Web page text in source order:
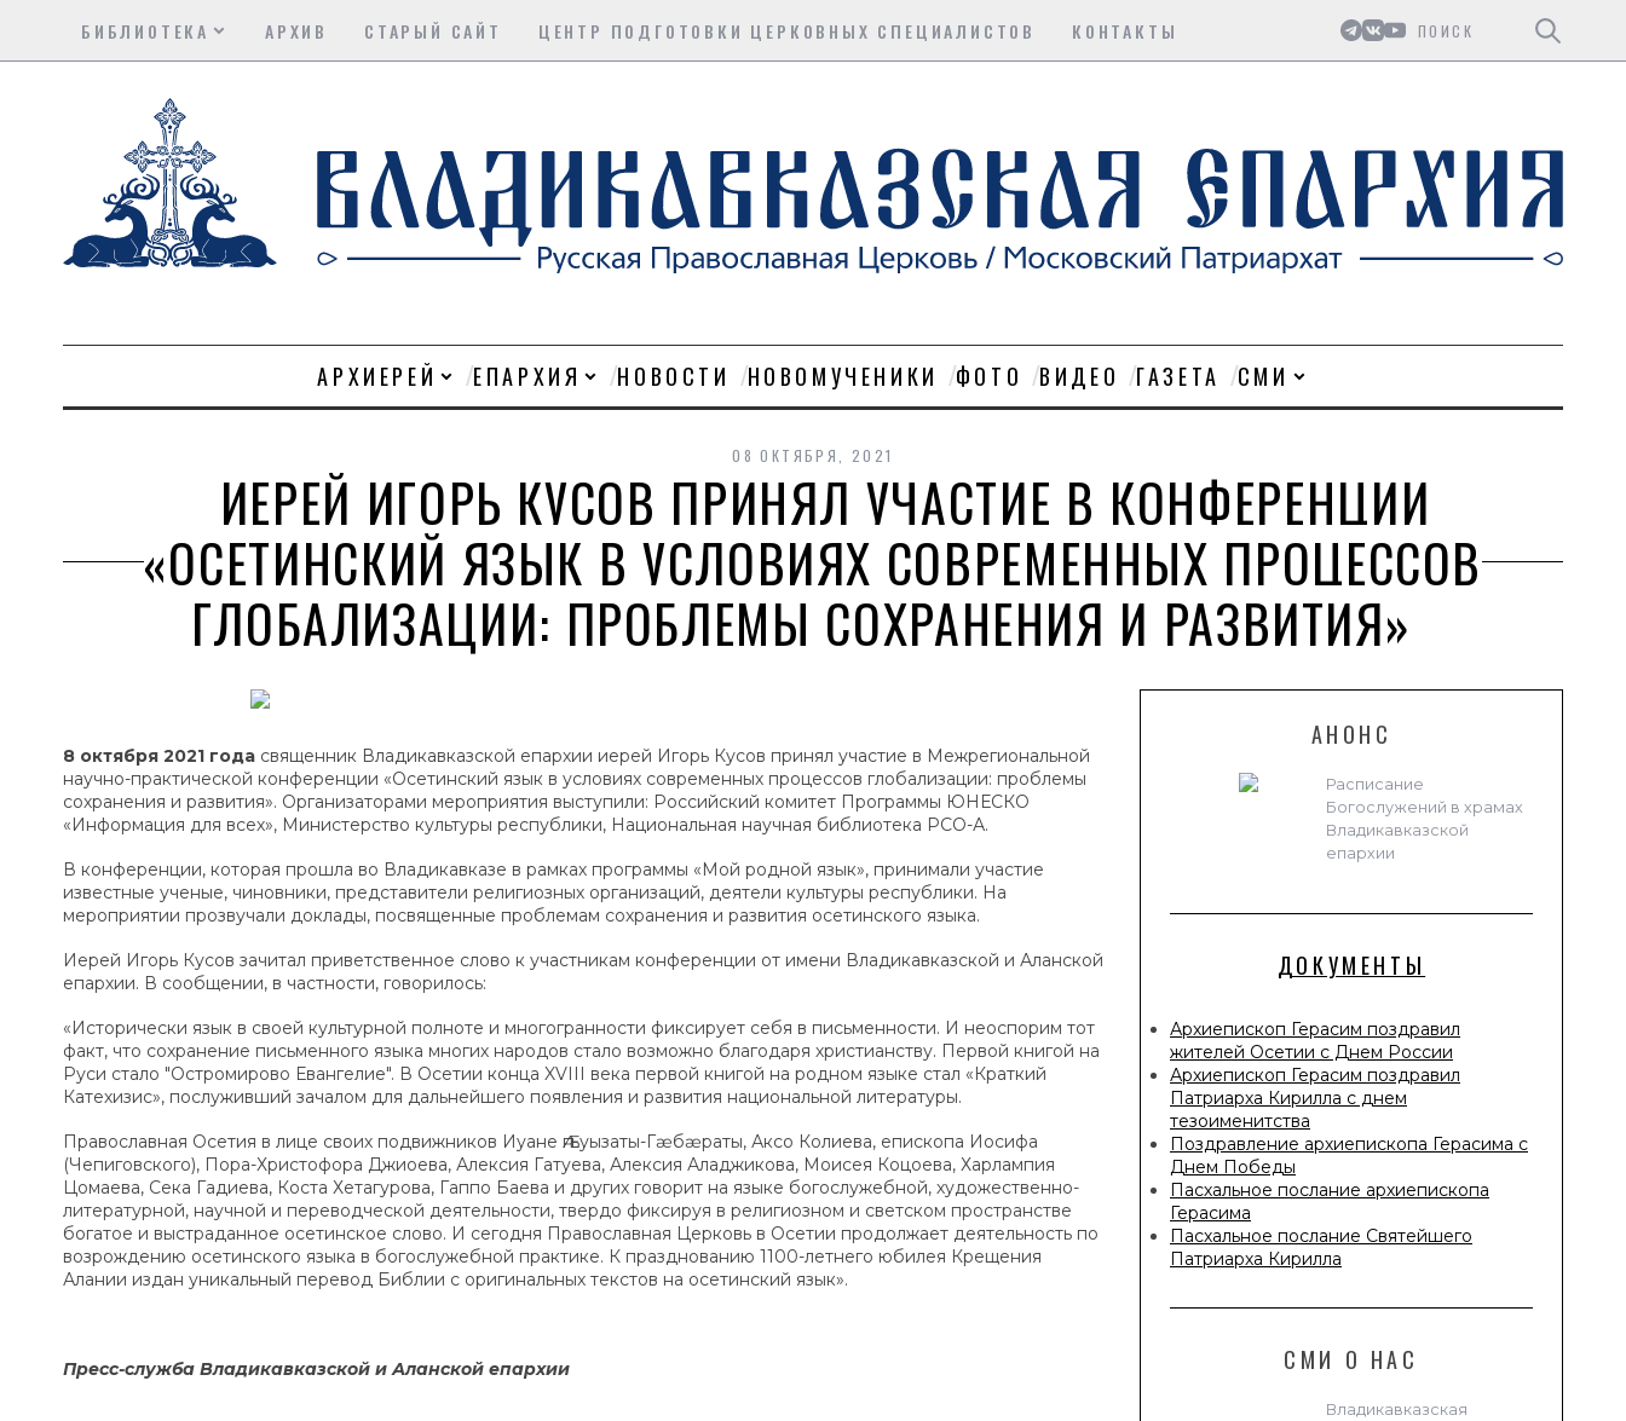
БИБЛИОТЕКА АРХИВ СТАРЫЙ САЙТ ЦЕНТР ПОДГОТОВКИ ЦЕРКОВНЫХ СПЕЦИАЛИСТОВ КОНТАКТЫ
АРХИЕРЕЙ ЕПАРХИЯ НОВОСТИ НОВОМУЧЕНИКИ ФОТО ВИДЕО ГАЗЕТА СМИ
08 ОКТЯБРЯ, 2021
ИЕРЕЙ ИГОРЬ КУСОВ ПРИНЯЛ УЧАСТИЕ В КОНФЕРЕНЦИИ
«ОСЕТИНСКИЙ ЯЗЫК В УСЛОВИЯХ СОВРЕМЕННЫХ ПРОЦЕССОВ
ГЛОБАЛИЗАЦИИ: ПРОБЛЕМЫ СОХРАНЕНИЯ И РАЗВИТИЯ»
АНОНС
Расписание
Богослужений в храмах
Владикавказской
епархии
ДОКУМЕНТЫ
Архиепископ Герасим поздравил
жителей Осетии с Днем России
Архиепископ Герасим поздравил
Патриарха Кирилла с днем
тезоименитства
Поздравление архиепископа Герасима с
Днем Победы
Пасхальное послание архиепископа
Герасима
Пасхальное послание Святейшего
Патриарха Кирилла
СМИ О НАС
Владикавказская
8 октября 2021 года священник Владикавказской епархии иерей Игорь Кусов принял участие в Межрегиональной
научно-практической конференции «Осетинский язык в условиях современных процессов глобализации: проблемы
сохранения и развития». Организаторами мероприятия выступили: Российский комитет Программы ЮНЕСКО
«Информация для всех», Министерство культуры республики, Национальная научная библиотека РСО-А.
В конференции, которая прошла во Владикавказе в рамках программы «Мой родной язык», принимали участие
известные ученые, чиновники, представители религиозных организаций, деятели культуры республики. На
мероприятии прозвучали доклады, посвященные проблемам сохранения и развития осетинского языка.
Иерей Игорь Кусов зачитал приветственное слово к участникам конференции от имени Владикавказской и Аланской
епархии. В сообщении, в частности, говорилось:
«Исторически язык в своей культурной полноте и многогранности фиксирует себя в письменности. И неоспорим тот
факт, что сохранение письменного языка многих народов стало возможно благодаря христианству. Первой книгой на
Руси стало "Остромирово Евангелие". В Осетии конца XVIII века первой книгой на родном языке стал «Краткий
Катехизис», послуживший зачалом для дальнейшего появления и развития национальной литературы.
Православная Осетия в лице своих подвижников Иуане Ӕгъуызаты-Гӕбӕраты, Аксо Колиева, епископа Иосифа
(Чепиговского), Пора-Христофора Джиоева, Алексия Гатуева, Алексия Аладжикова, Моисея Коцоева, Харлампия
Цомаева, Сека Гадиева, Коста Хетагурова, Гаппо Баева и других говорит на языке богослужебной, художественно-
литературной, научной и переводческой деятельности, твердо фиксируя в религиозном и светском пространстве
богатое и выстраданное осетинское слово. И сегодня Православная Церковь в Осетии продолжает деятельность по
возрождению осетинского языка в богослужебной практике. К празднованию 1100-летнего юбилея Крещения
Алании издан уникальный перевод Библии с оригинальных текстов на осетинский язык».
Пресс-служба Владикавказской и Аланской епархии